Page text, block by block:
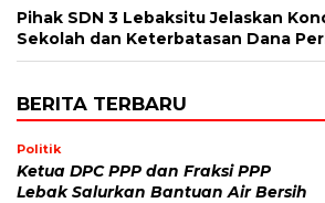
Pihak SDN 3 Lebaksitu Jelaskan
Sekolah dan Keterbatasan Dana
BERITA TERBARU
Politik
Ketua DPC PPP dan Fraksi PPP
Lebak Salurkan Bantuan Air Bersih